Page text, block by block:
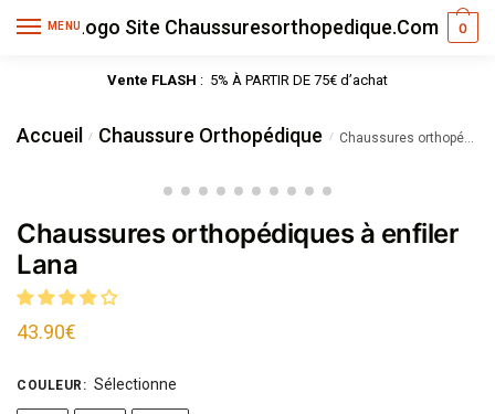
MENU 0
Vente FLASH : 5% À PARTIR DE 75€ d’achat
Accueil / Chaussure Orthopédique / Chaussures orthopédiques à enfiler Lana
Chaussures orthopédiques à enfiler
Lana
43.90€
COULEUR : Sélectionne